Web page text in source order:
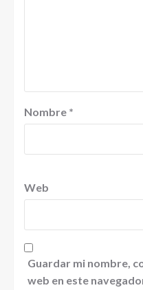
Nombre *
Web
Guardar mi nombre,
web en este